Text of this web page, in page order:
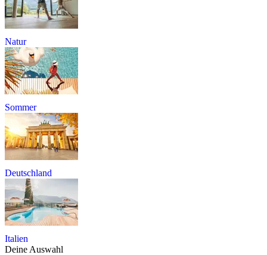
Natur
Sommer
Deutschland
Italien
Deine Auswahl